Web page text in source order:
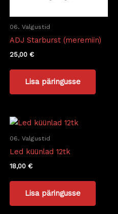
06. Valgustid
ADJ Starburst (meremiin)
25,00 €
Lisa päringusse
06. Valgustid
Led küünlad 12tk
18,00 €
Lisa päringusse